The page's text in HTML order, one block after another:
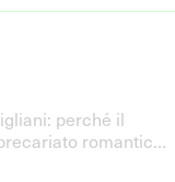
perché il
romantico